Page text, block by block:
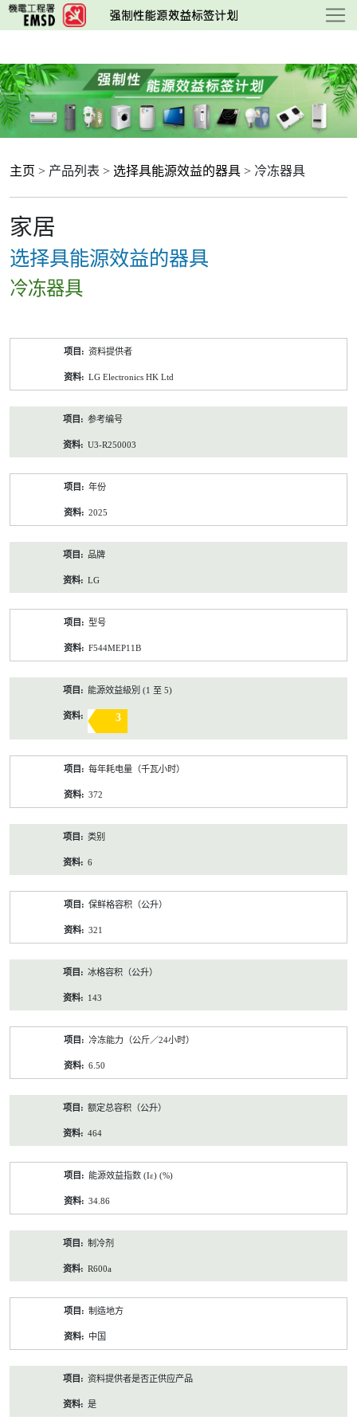
跳
至
要
内
容
主页 > 产品列表 > 选择具能源效益的器具 > 冷冻器具
家居
选择具能源效益的器具
冷冻器具
资料提供者
LG Electronics HK Ltd
参考编号
U3-R250003
年份
2025
品牌
LG
型号
F544MEP11B
能源效益級別 (1 至 5)
3
每年耗电量（千瓦小时）
372
类别
6
保鲜格容积（公升）
321
冰格容积（公升）
143
冷冻能力（公斤／24小时）
6.50
额定总容积（公升）
464
能源效益指数 (Iε) (%)
34.86
制冷剂
R600a
制造地方
中国
资料提供者是否正供应产品
是